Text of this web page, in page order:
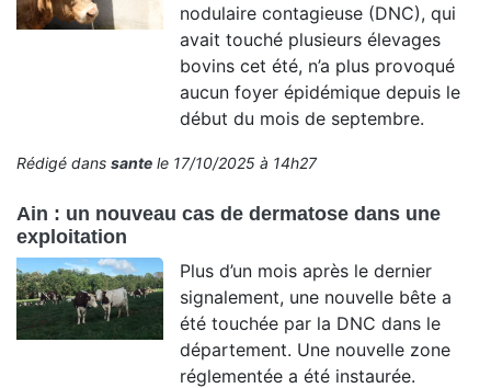
nodulaire contagieuse (DNC), qui
avait touché plusieurs élevages
bovins cet été, n’a plus provoqué
aucun foyer épidémique depuis le
début du mois de septembre.
Rédigé dans sante le 17/10/2025 à 14h27
Ain : un nouveau cas de dermatose dans une
exploitation
Plus d’un mois après le dernier
signalement, une nouvelle bête a
été touchée par la DNC dans le
département. Une nouvelle zone
réglementée a été instaurée.